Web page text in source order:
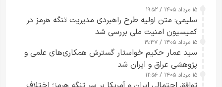
۱۵ مرداد ۱۴۰۵ / ۱۹:۵۲
سلیمی: متن اولیه طرح راهبردی مدیریت تنگه هرمز در
کمیسیون امنیت ملی بررسی شد
۱۵ مرداد ۱۴۰۵ / ۱۹:۳۷
سید عمار حکیم خواستار گسترش همکاری‌های علمی و
پژوهشی عراق و ایران شد
۱۵ مرداد ۱۴۰۵ / ۱۲:۵۶